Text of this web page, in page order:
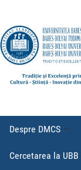
Despre DMCS
Cercetarea la UBB